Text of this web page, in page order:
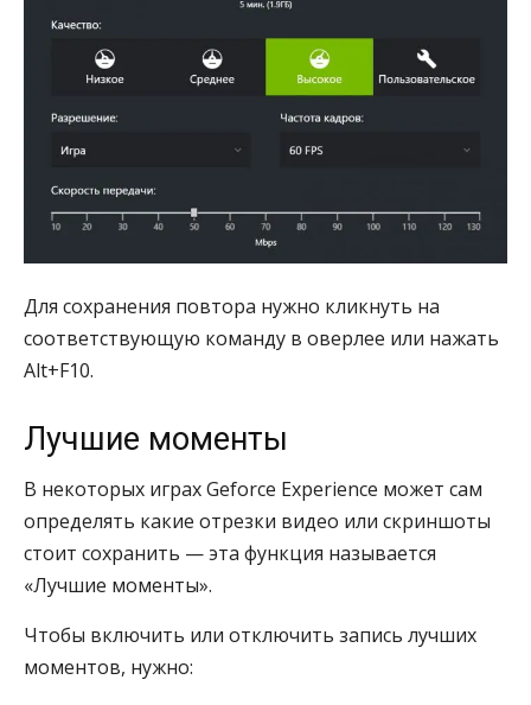
Для сохранения повтора нужно кликнуть на
соответствующую команду в оверлее или нажать
Alt+F10.
Лучшие моменты
В некоторых играх Geforce Experience может сам
определять какие отрезки видео или скриншоты
стоит сохранить — эта функция называется
«Лучшие моменты».
Чтобы включить или отключить запись лучших
моментов, нужно: